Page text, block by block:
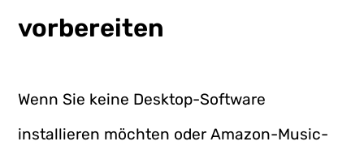
vorbereiten
Wenn Sie keine Desktop-Software
installieren möchten oder Amazon-Music-